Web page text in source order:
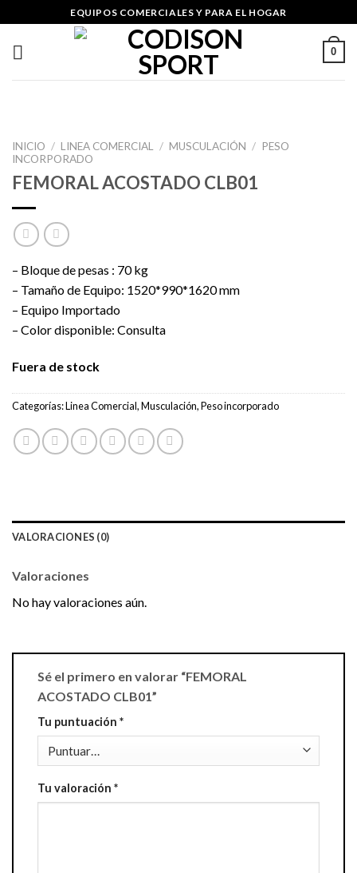
to
content
EQUIPOS COMERCIALES Y PARA EL HOGAR
0
INICIO / LINEA COMERCIAL / MUSCULACIÓN / PESO
INCORPORADO
FEMORAL ACOSTADO CLB01
– Bloque de pesas : 70 kg
– Tamaño de Equipo: 1520*990*1620 mm
– Equipo Importado
– Color disponible: Consulta
Fuera de stock
Categorías:Linea Comercial,Musculación,Peso incorporado
VALORACIONES (0)
Valoraciones
No hay valoraciones aún.
Sé el primero en valorar “FEMORAL
ACOSTADO CLB01”
Tu puntuación *
Tu valoración *